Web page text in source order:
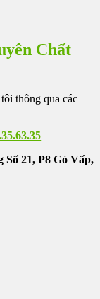
Chất
thông qua các
Số 21, P8 Gò Vấp,